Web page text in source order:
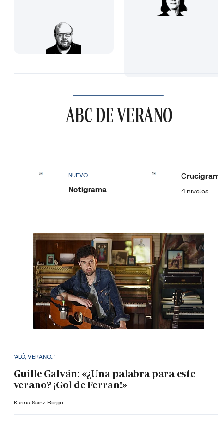
ABC DE VERANO
NUEVO
Notigrama 4 niveles
'ALÓ, VERANO...'
Guille Galván: «¿Una palabra para este
verano? ¡Gol de Ferran!»
Karina Sainz Borgo